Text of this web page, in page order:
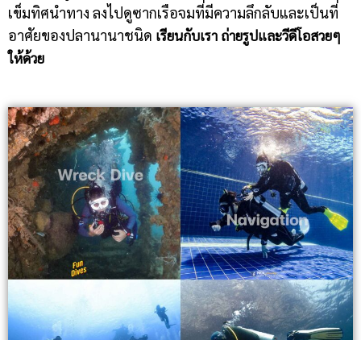
เข็มทิศนำทาง ลงไปดูซากเรือจมที่มีความลึกลับและเป็นที่
อาศัยของปลานานาชนิด เรียนกับเรา ถ่ายรูปและวีดีโอสวยๆ
ให้ด้วย